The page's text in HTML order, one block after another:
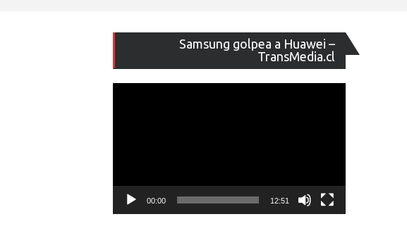
Samsung golpea a Huawei –
TransMedia.cl
de
vídeo
00:00 12:51